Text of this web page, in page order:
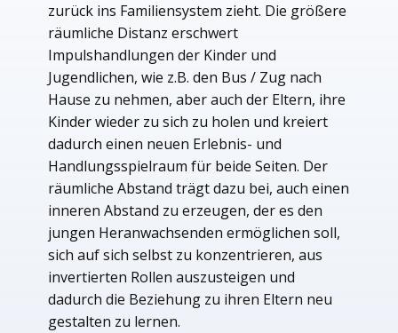
zurück ins Familiensystem zieht. Die größere
räumliche Distanz erschwert
Impulshandlungen der Kinder und
Jugendlichen, wie z.B. den Bus / Zug nach
Hause zu nehmen, aber auch der Eltern, ihre
Kinder wieder zu sich zu holen und kreiert
dadurch einen neuen Erlebnis- und
Handlungsspielraum für beide Seiten. Der
räumliche Abstand trägt dazu bei, auch einen
inneren Abstand zu erzeugen, der es den
jungen Heranwachsenden ermöglichen soll,
sich auf sich selbst zu konzentrieren, aus
invertierten Rollen auszusteigen und
dadurch die Beziehung zu ihren Eltern neu
gestalten zu lernen.